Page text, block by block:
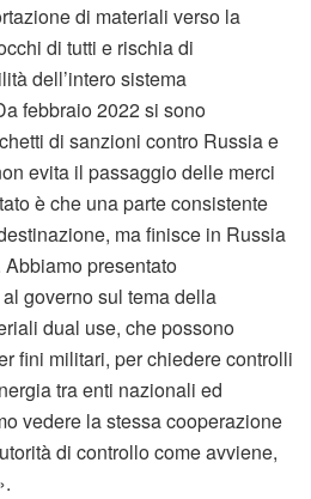
di materiali verso la
di tutti e rischia di
dell’intero sistema
febbraio 2022 si sono
di sanzioni contro Russia e
evita il passaggio delle merci
è che una parte consistente
ma finisce in Russia
presentato
governo sul tema della
dual use, che possono
fini militari, per chiedere controlli
tra enti nazionali ed
vedere la stessa cooperazione
di controllo come avviene,